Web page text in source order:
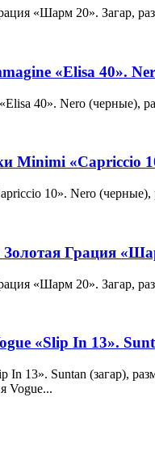
«Шарм 20». Загар,
«Elisa 40».
40». Nero (черные),
Minimi «Capriccio
10». Nero
Грация
«Шарм 20». Загар,
«Slip In 13».
13». Suntan (загар),
Vogue...